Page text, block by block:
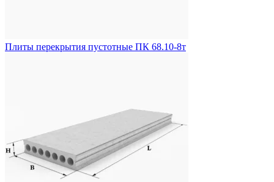
Плиты перекрытия пустотные ПК 68.10-8т